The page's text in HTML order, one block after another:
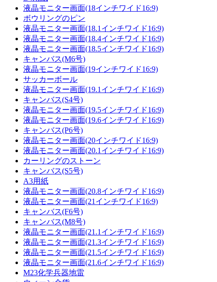
液晶モニター画面(18インチワイド16:9)
ボウリングのピン
液晶モニター画面(18.1インチワイド16:9)
液晶モニター画面(18.4インチワイド16:9)
液晶モニター画面(18.5インチワイド16:9)
キャンバス(M6号)
液晶モニター画面(19インチワイド16:9)
サッカーボール
液晶モニター画面(19.1インチワイド16:9)
キャンバス(S4号)
液晶モニター画面(19.5インチワイド16:9)
液晶モニター画面(19.6インチワイド16:9)
キャンバス(P6号)
液晶モニター画面(20インチワイド16:9)
液晶モニター画面(20.1インチワイド16:9)
カーリングのストーン
キャンバス(S5号)
A3用紙
液晶モニター画面(20.8インチワイド16:9)
液晶モニター画面(21インチワイド16:9)
キャンバス(F6号)
キャンバス(M8号)
液晶モニター画面(21.1インチワイド16:9)
液晶モニター画面(21.3インチワイド16:9)
液晶モニター画面(21.5インチワイド16:9)
液晶モニター画面(21.6インチワイド16:9)
M23化学兵器地雷